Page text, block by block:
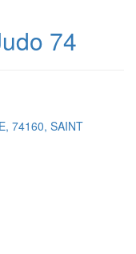
74
74160, SAINT